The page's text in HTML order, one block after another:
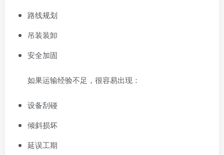
路线规划
吊装装卸
安全加固
如果运输经验不足，很容易出现：
设备刮碰
倾斜损坏
延误工期